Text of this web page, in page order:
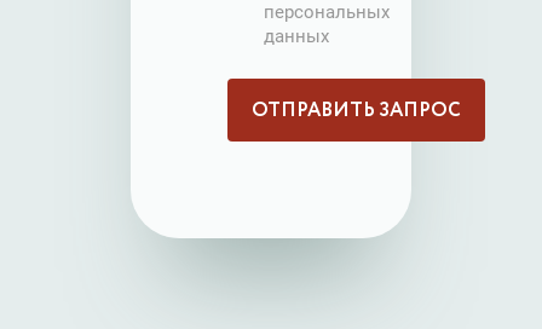
персональных
данных